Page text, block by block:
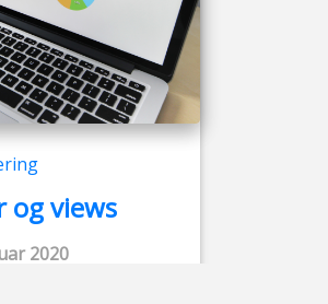
og views
2020